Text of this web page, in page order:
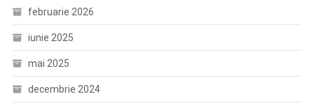
februarie 2026
iunie 2025
mai 2025
decembrie 2024